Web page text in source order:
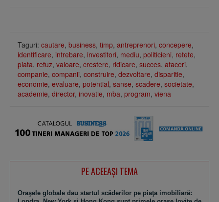
Taguri: cautare, business, timp, antreprenori, concepere,
identificare, intrebare, investitori, mediu, politicieni, retete,
piata, refuz, valoare, crestere, ridicare, succes, afaceri,
companie, companii, construire, dezvoltare, disparitie,
economie, evaluare, potential, sanse, scadere, societate,
academie, director, inovatie, mba, program, viena
PE ACEEAŞI TEMA
Oraşele globale dau startul scăderilor pe piaţa imobiliară: